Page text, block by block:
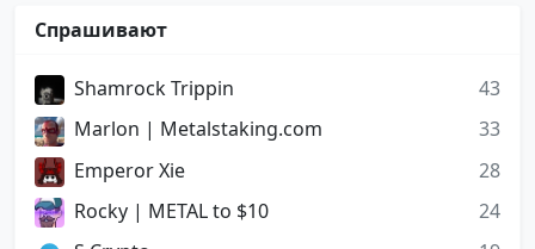
Спрашивают
Shamrock Trippin
43
Marlon | Metalstaking.com
33
Emperor Xie
28
Rocky | METAL to $10
24